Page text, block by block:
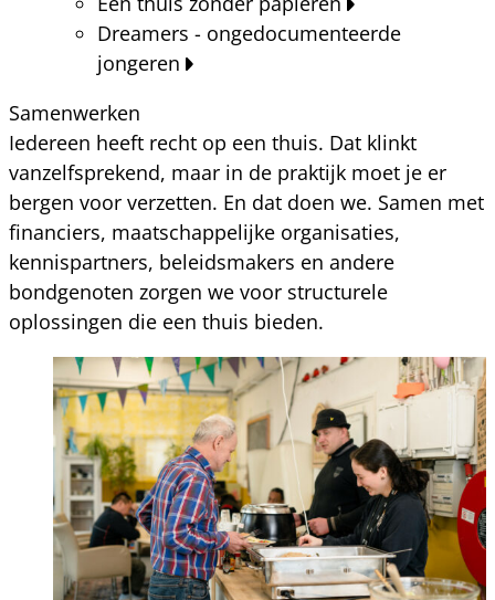
Dreamers - ongedocumenteerde
jongeren
Samenwerken
Iedereen heeft recht op een thuis. Dat klinkt
vanzelfsprekend, maar in de praktijk moet je er
bergen voor verzetten. En dat doen we. Samen met
financiers, maatschappelijke organisaties,
kennispartners, beleidsmakers en andere
bondgenoten zorgen we voor structurele
oplossingen die een thuis bieden.